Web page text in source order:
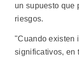
un supuesto que
riesgos.
"Cuando existen
significativos, en